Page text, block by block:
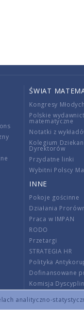
analityczno-
ŚWIAT
Kongresy Młodych
Polskie
matematyczne
Notatki z
Kolegium
Dyrektorów
Przydatne linki
Wybitni Polscy
INNE
Pokoje gościnne
Działania
Praca w IMPAN
RODO
Przetargi
STRATEGIA HR
Polityka
Dofinansowane
Komisja
Wnoszenie opłat